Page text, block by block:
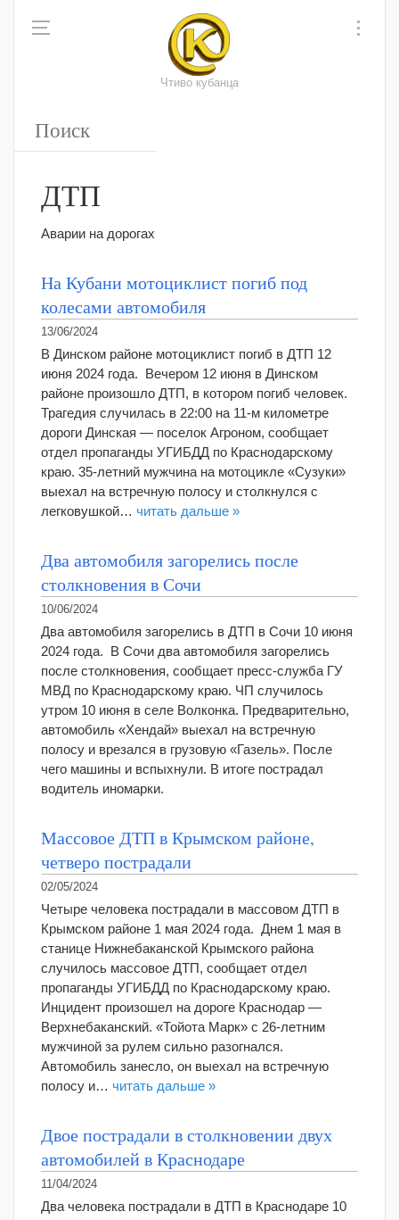
Чтиво кубанца
ДТП
Аварии на дорогах
На Кубани мотоциклист погиб под
колесами автомобиля
13/06/2024
В Динском районе мотоциклист погиб в ДТП 12
июня 2024 года. Вечером 12 июня в Динском
районе произошло ДТП, в котором погиб человек.
Трагедия случилась в 22:00 на 11-м километре
дороги Динская — поселок Агроном, сообщает
отдел пропаганды УГИБДД по Краснодарскому
краю. 35-летний мужчина на мотоцикле «Сузуки»
выехал на встречную полосу и столкнулся с
легковушкой… читать дальше »
Два автомобиля загорелись после
столкновения в Сочи
10/06/2024
Два автомобиля загорелись в ДТП в Сочи 10 июня
2024 года. В Сочи два автомобиля загорелись
после столкновения, сообщает пресс-служба ГУ
МВД по Краснодарскому краю. ЧП случилось
утром 10 июня в селе Волконка. Предварительно,
автомобиль «Хендай» выехал на встречную
полосу и врезался в грузовую «Газель». После
чего машины и вспыхнули. В итоге пострадал
водитель иномарки.
Массовое ДТП в Крымском районе,
четверо пострадали
02/05/2024
Четыре человека пострадали в массовом ДТП в
Крымском районе 1 мая 2024 года. Днем 1 мая в
станице Нижнебаканской Крымского района
случилось массовое ДТП, сообщает отдел
пропаганды УГИБДД по Краснодарскому краю.
Инцидент произошел на дороге Краснодар —
Верхнебаканский. «Тойота Марк» с 26-летним
мужчиной за рулем сильно разогнался.
Автомобиль занесло, он выехал на встречную
полосу и… читать дальше »
Двое пострадали в столкновении двух
автомобилей в Краснодаре
11/04/2024
Два человека пострадали в ДТП в Краснодаре 10